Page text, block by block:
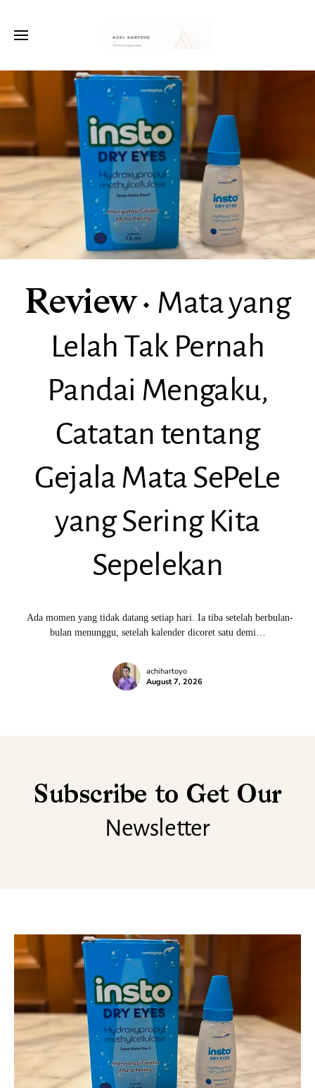
Review
Mata yang
Lelah Tak Pernah
Pandai Mengaku,
Catatan tentang
Gejala Mata SePeLe
yang Sering Kita
Sepelekan
Ada momen yang tidak datang setiap hari. Ia tiba setelah berbulan-
bulan menunggu, setelah kalender dicoret satu demi…
achihartoyo
August 7, 2026
Subscribe to Get Our
Newsletter